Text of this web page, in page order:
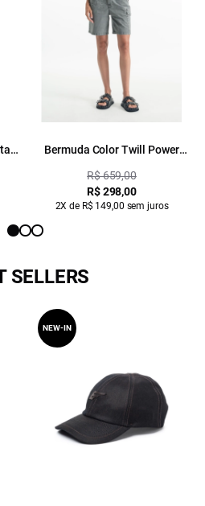
Bermuda Color Twill Power
R$ 659,00
R$ 298,00
2X de R$ 149,00 sem juros
SELLERS
NEW-IN